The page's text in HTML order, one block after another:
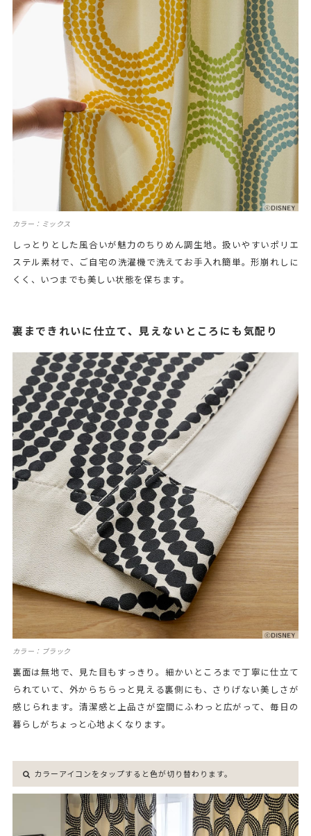
カラー：ミックス
しっとりとした風合いが魅力のちりめん調生地。扱いやすいポリエ
ステル素材で、ご自宅の洗濯機で洗えてお手入れ簡単。形崩れしに
くく、いつまでも美しい状態を保ちます。
裏まできれいに仕立て、見えないところにも気配り
カラー：ブラック
裏面は無地で、見た目もすっきり。細かいところまで丁寧に仕立て
られていて、外からちらっと見える裏側にも、さりげない美しさが
感じられます。清潔感と上品さが空間にふわっと広がって、毎日の
暮らしがちょっと心地よくなります。
カラーアイコンをタップすると色が切り替わります。